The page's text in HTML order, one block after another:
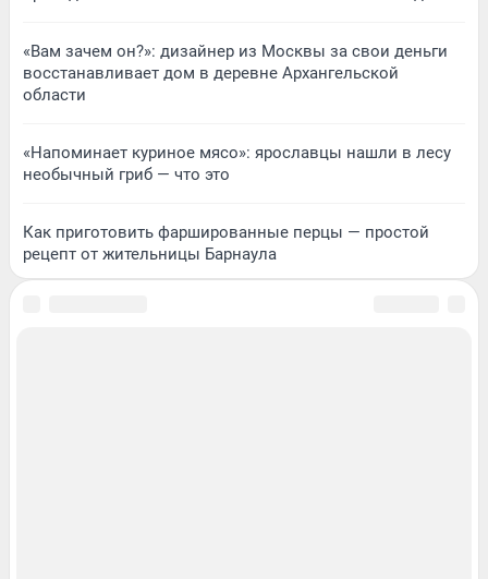
«Вам зачем он?»: дизайнер из Москвы за свои деньги
восстанавливает дом в деревне Архангельской
области
«Напоминает куриное мясо»: ярославцы нашли в лесу
необычный гриб — что это
Как приготовить фаршированные перцы — простой
рецепт от жительницы Барнаула